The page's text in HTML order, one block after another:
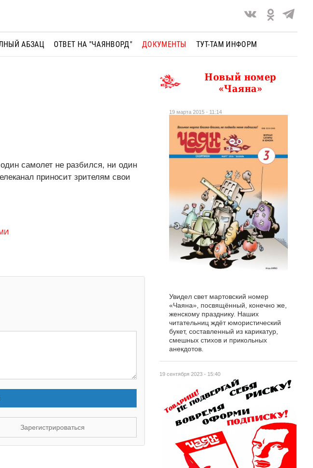
АБЗАЦ ОТВЕТ НА "ЧАЯНВОРД" ДОКУМЕНТЫ ТУТ-ТАМ ИНФОРМ
самолет не разбился, ни один
приносит зрителям свои
Зарегистрироваться
19 сентября 2023 - 15:40
Новый номер
«Чаяна»
19 марта 2015 - 11:14
Увидел свет мартовский номер
«Чаяна», посвящённый, конечно же,
женскому празднику. Наших
читательниц ждёт юмористический
букет, составленный из карикатур,
смешных стихов и прикольных
анекдотов.